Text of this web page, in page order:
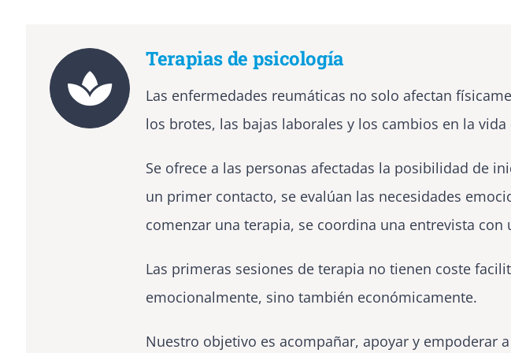
Terapias de psicología
Las enfermedades reumáticas no solo afectan
los brotes, las bajas laborales y los cambios en la
Se ofrece a las personas afectadas la posibilidad de
un primer contacto, se evalúan las necesidades
comenzar una terapia, se coordina una entrevista
Las primeras sesiones de terapia no tienen coste
emocionalmente, sino también económicamente.
Nuestro objetivo es acompañar, apoyar y empoderar